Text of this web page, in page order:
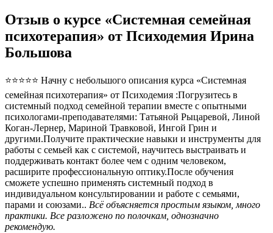
Отзыв о курсе «Системная семейная
психотерапия» от Психодемия Ирина
Большова
⭐⭐⭐⭐⭐ Начну с небольшого описания курса «Системная
семейная психотерапия» от Психодемия :Погрузитесь в
системный подход семейной терапии вместе с опытными
психологами-преподавателями: Татьяной Рыцаревой, Линой
Коган-Лернер, Мариной Травковой, Ингой Грин и
другими.Получите практические навыки и инструменты для
работы с семьей как с системой, научитесь выстраивать и
поддерживать контакт более чем с одним человеком,
расширите профессиональную оптику.После обучения
сможете успешно применять системный подход в
индивидуальном консультировании и работе с семьями,
парами и союзами.. Всё объясняется простым языком, много
практики. Все разложено по полочкам, однозначно
рекомендую.